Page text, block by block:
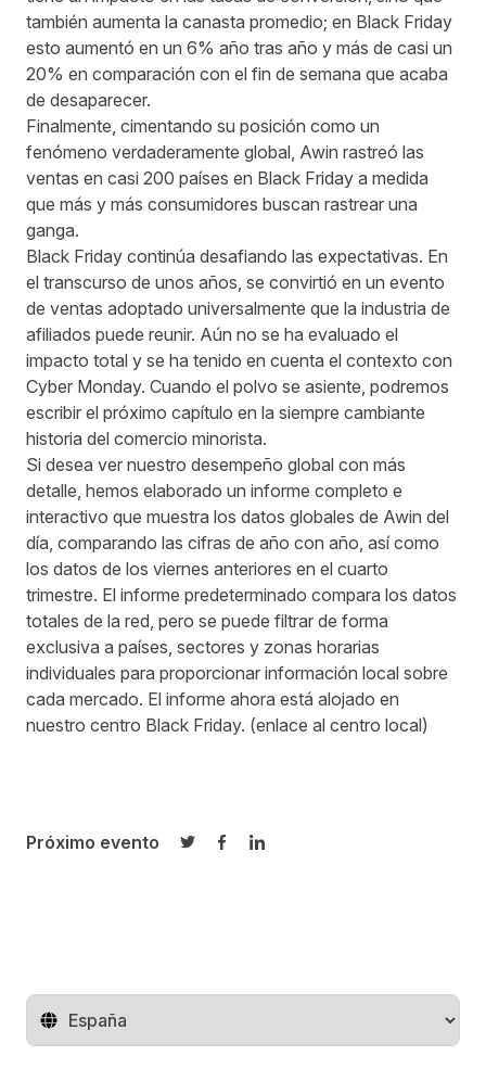
también aumenta la canasta promedio; en Black Friday
esto aumentó en un 6% año tras año y más de casi un
20% en comparación con el fin de semana que acaba
de desaparecer.
Finalmente, cimentando su posición como un
fenómeno verdaderamente global, Awin rastreó las
ventas en casi 200 países en Black Friday a medida
que más y más consumidores buscan rastrear una
ganga.
Black Friday continúa desafiando las expectativas. En
el transcurso de unos años, se convirtió en un evento
de ventas adoptado universalmente que la industria de
afiliados puede reunir. Aún no se ha evaluado el
impacto total y se ha tenido en cuenta el contexto con
Cyber Monday. Cuando el polvo se asiente, podremos
escribir el próximo capítulo en la siempre cambiante
historia del comercio minorista.
Si desea ver nuestro desempeño global con más
detalle, hemos elaborado un informe completo e
interactivo que muestra los datos globales de Awin del
día, comparando las cifras de año con año, así como
los datos de los viernes anteriores en el cuarto
trimestre. El informe predeterminado compara los datos
totales de la red, pero se puede filtrar de forma
exclusiva a países, sectores y zonas horarias
individuales para proporcionar información local sobre
cada mercado. El informe ahora está alojado en
nuestro centro Black Friday. (enlace al centro local)
Próximo evento
Compartir en Twitter
Compartir en Facebook
Compartir en LinkedIn
Cambiar de región